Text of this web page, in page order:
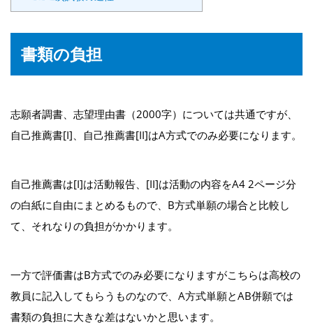
書類の負担
志願者調書、志望理由書（2000字）については共通ですが、
自己推薦書[I]、自己推薦書[II]はA方式でのみ必要になります。
自己推薦書は[I]は活動報告、[II]は活動の内容をA4 2ページ分
の白紙に自由にまとめるもので、B方式単願の場合と比較し
て、それなりの負担がかかります。
一方で評価書はB方式でのみ必要になりますがこちらは高校の
教員に記入してもらうものなので、A方式単願とAB併願では
書類の負担に大きな差はないかと思います。